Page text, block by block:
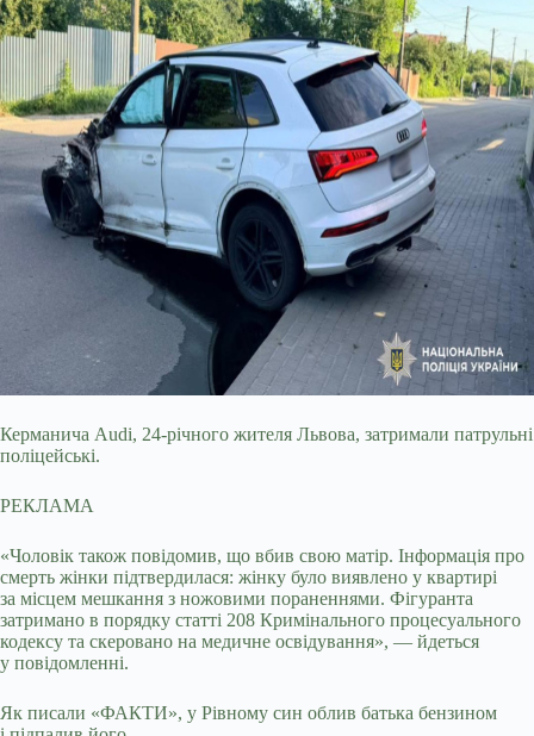
Керманича Audi, 24-річного жителя Львова, затримали патрульні
поліцейські.
РЕКЛАМА
«Чоловік також повідомив, що вбив свою матір. Інформація про
смерть жінки підтвердилася: жінку було виявлено у квартирі
за місцем мешкання з ножовими пораненнями. Фігуранта
затримано в порядку статті 208 Кримінального процесуального
кодексу та скеровано на медичне освідування», — йдеться
у повідомленні.
Як писали «ФАКТИ», у Рівному син облив батька бензином